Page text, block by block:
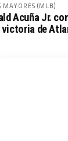
MAYORES (MLB)
Acuña Jr.
de